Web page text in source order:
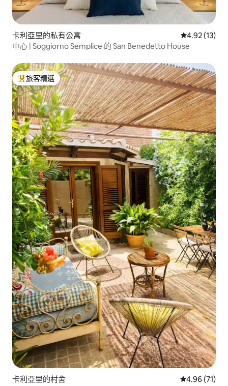
卡利亞里的私有公寓 從 13 則評價
4.92 (13)
中心 | Soggiorno Semplice 的 San Benedetto House
旅客精選榜首
旅客精選
卡利亞里的村舍 從 71 則評價
4.96 (71)